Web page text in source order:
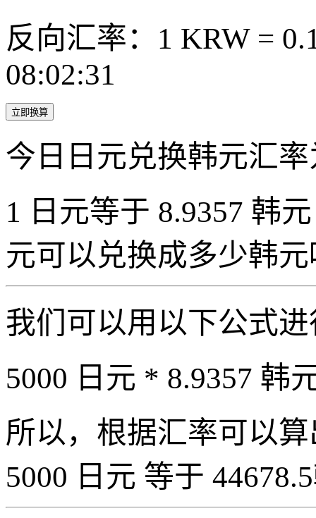
反向汇率：1 KRW =
08:02:31
立即换算
今日日元兑换韩元汇
1 日元等于 8.9357 韩
元可以兑换成多少韩
我们可以用以下公式
5000 日元 * 8.9357 韩
所以，根据汇率可以
5000 日元 等于